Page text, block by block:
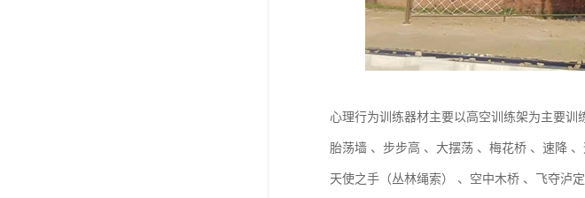
心理行为训练器材主要以高空训练架为主要
胎荡墙 、步步高 、大摆荡 、梅花桥 、速降
天使之手（丛林绳索） 、空中木桥 、飞夺泸